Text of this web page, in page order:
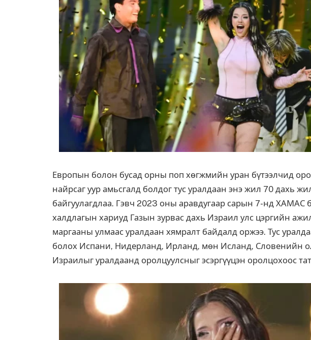
Европын болон бусад орны поп хөгжмийн уран бүтээлчид
найрсаг уур амьсгалд болдог тус уралдаан энэ жил 70 дахь
байгуулагдлаа. Гэвч 2023 оны аравдугаар сарын 7-нд ХАМАС
халдлагын хариуд Газын зурвас дахь Израил улс цэргийн
маргааны улмаас уралдаан хямралт байдалд оржээ. Тус
болох Испани, Нидерланд, Ирланд, мөн Исланд, Словенийн
Израилыг уралдаанд оролцуулсныг эсэргүүцэн оролцохоос